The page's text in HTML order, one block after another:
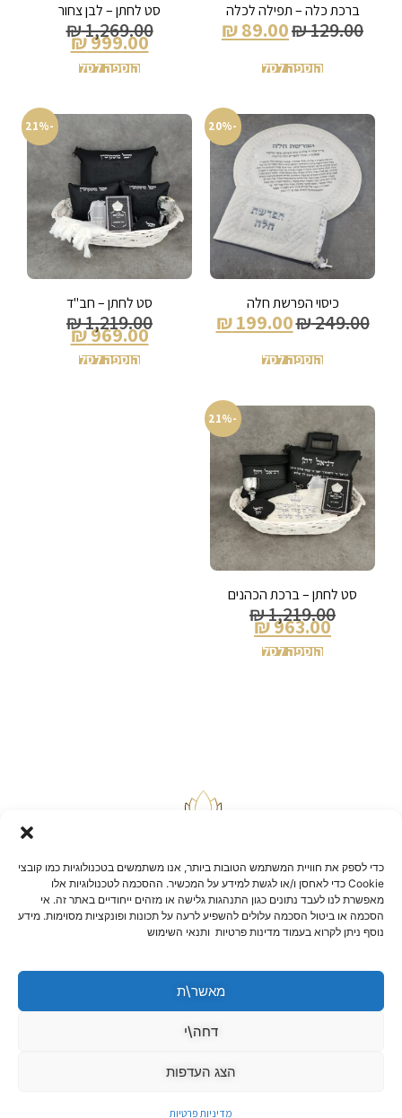
כדי לספק את חוויית המשתמש הטובות ביותר, אנו משתמשים בטכנולוגיות כמו קובצי
Cookie כדי לאחסן ו/או לגשת למידע על המכשיר. ההסכמה לטכנולוגיות אלו
מאפשרת לנו לעבד נתונים כגון התנהגות גלישה או מזהים ייחודיים באתר זה. אי
הסכמה או ביטול הסכמה עלולים להשפיע לרעה על תכונות ופונקציות מסוימות. מידע
נוסף ניתן לקרוא בעמוד מדינות פרטיות ותנאי השימוש
מאשר\ת
דחה\י
הצג העדפות
מדיניות פרטיות
ברכת כלה – תפילה לכלה
₪129.00
₪89.00
הוספה לסל
סט לחתן – לבן צחור
₪1,269.00
₪999.00
הוספה לסל
-20%
כיסוי הפרשת חלה
₪249.00
₪199.00
הוספה לסל
-21%
סט לחתן – חב"ד
₪1,219.00
₪969.00
הוספה לסל
-21%
סט לחתן – ברכת הכהנים
₪1,219.00
₪963.00
הוספה לסל
בלוג
שאלות ותשובות
תקנון אתר
הצהרת נגישות
מדיניות החזרות וביטולים